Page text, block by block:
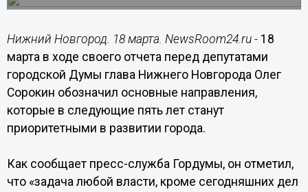
Нижний Новгород. 18 марта. NewsRoom24.ru - 18
марта в ходе своего отчета перед депутатами
городской Думы глава Нижнего Новгорода Олег
Сорокин обозначил основные направления,
которые в следующие пять лет станут
приоритетными в развитии города.
Как сообщает пресс-служба Гордумы, он отметил,
что «задача любой власти, кроме сегодняшних дел